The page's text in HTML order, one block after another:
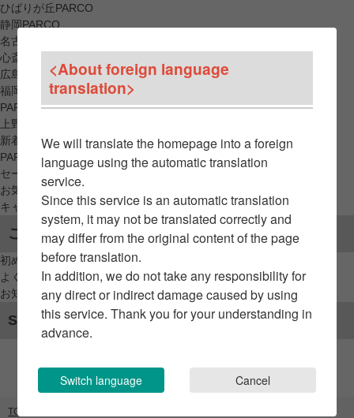
ひばりが丘PARCO
静岡PARCO
名古屋PARCO
心斎橋PARCO
広島PARCO
福岡PARCO
PARCO_ya
上野
新着アイテムから探す
PARCO限定アイテムから探す
セールアイテムから探す
お気に入りから探す
キャンペーン/クーポン対象から探す
ご利用案内
初めてのお客様へ
よくあるご質問 / お問い合わせ
お知らせ
SNSアカウント
TOP
<About foreign language
translation>
We will translate the homepage into a foreign
language using the automatic translation
service.
Since this service is an automatic translation
system, it may not be translated correctly and
may differ from the original content of the page
before translation.
In addition, we do not take any responsibility for
any direct or indirect damage caused by using
this service. Thank you for your understanding in
advance.
Switch language Cancel